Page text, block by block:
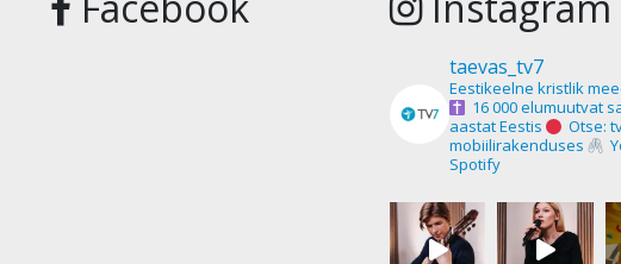
taevas_tv7
Eestikeelne kristlik
16 000 elumuutvat
aastat Eestis
Otse:
mobiilirakenduses
Spotify